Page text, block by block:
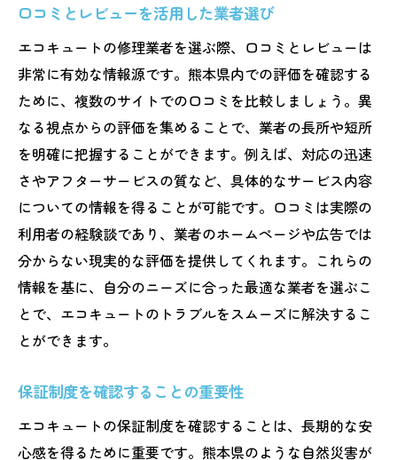
口コミとレビューを活用した業者選び
エコキュートの修理業者を選ぶ際、口コミとレビューは
非常に有効な情報源です。熊本県内での評価を確認する
ために、複数のサイトでの口コミを比較しましょう。異
なる視点からの評価を集めることで、業者の長所や短所
を明確に把握することができます。例えば、対応の迅速
さやアフターサービスの質など、具体的なサービス内容
についての情報を得ることが可能です。口コミは実際の
利用者の経験談であり、業者のホームページや広告では
分からない現実的な評価を提供してくれます。これらの
情報を基に、自分のニーズに合った最適な業者を選ぶこ
とで、エコキュートのトラブルをスムーズに解決するこ
とができます。
保証制度を確認することの重要性
エコキュートの保証制度を確認することは、長期的な安
心感を得るために重要です。熊本県のような自然災害が